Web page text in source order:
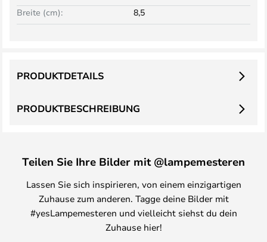
Breite (cm): 8,5
PRODUKTBESCHREIBUNG
PRODUKTDETAILS
Teilen Sie Ihre Bilder mit @lampemesteren
Lassen Sie sich inspirieren, von einem einzigartigen
Zuhause zum anderen. Tagge deine Bilder mit
#yesLampemesteren und vielleicht siehst du dein
Zuhause hier!